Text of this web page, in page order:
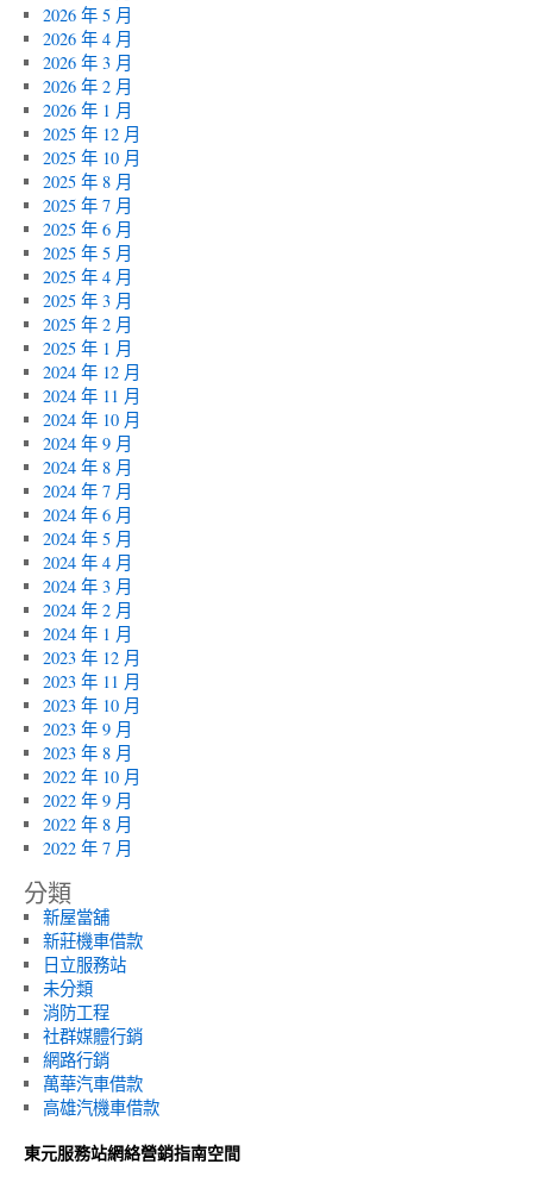
2026 年 5 月
2026 年 4 月
2026 年 3 月
2026 年 2 月
2026 年 1 月
2025 年 12 月
2025 年 10 月
2025 年 8 月
2025 年 7 月
2025 年 6 月
2025 年 5 月
2025 年 4 月
2025 年 3 月
2025 年 2 月
2025 年 1 月
2024 年 12 月
2024 年 11 月
2024 年 10 月
2024 年 9 月
2024 年 8 月
2024 年 7 月
2024 年 6 月
2024 年 5 月
2024 年 4 月
2024 年 3 月
2024 年 2 月
2024 年 1 月
2023 年 12 月
2023 年 11 月
2023 年 10 月
2023 年 9 月
2023 年 8 月
2022 年 10 月
2022 年 9 月
2022 年 8 月
2022 年 7 月
分類
新屋當舖
新莊機車借款
日立服務站
未分類
消防工程
社群媒體行銷
網路行銷
萬華汽車借款
高雄汽機車借款
東元服務站網絡營銷指南空間